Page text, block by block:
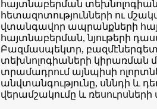
հայտնաբերման
հետազոտությունների ու
վտանգավոր ապրանքների
հայտնաբերման, նյութերի
Բազմասպեկտր,
տեխնոլոգիաների կիրառման
տրամադրում այնպիսի
անվտանգությունը, սննդի և
վերամշակումը և